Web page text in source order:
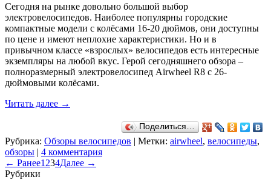
Сегодня на рынке довольно большой выбор
электровелосипедов. Наиболее популярны городские
компактные модели с колёсами 16-20 дюймов, они доступны
по цене и имеют неплохие характеристики. Но и в
привычном классе «взрослых» велосипедов есть интересные
экземпляры на любой вкус. Герой сегодняшнего обзора –
полноразмерный электровелосипед Airwheel R8 с 26-
дюймовыми колёсами.
Читать далее →
Поделиться…
Рубрика: Обзоры велосипедов | Метки: airwheel, велосипеды,
обзоры | 4 комментария
← Ранее1 234Далее →
Рубрики